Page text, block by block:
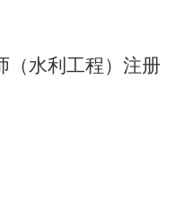
（水利工程）注册